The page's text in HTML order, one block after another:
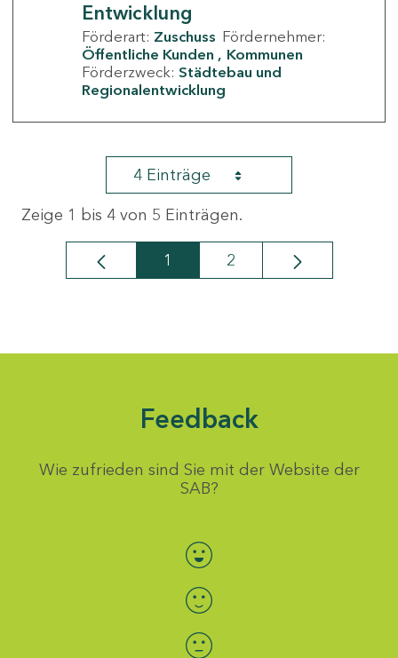
Entwicklung
Förderart: Zuschuss Fördernehmer:
Öffentliche Kunden
Kommunen
Förderzweck: Städtebau und
Regionalentwicklung
4 Einträge
Zeige 1 bis 4 von 5 Einträgen.
Seite
1 Seite
2
Feedback
Wie zufrieden sind Sie mit der Website der
SAB?
Bewertung auswählen